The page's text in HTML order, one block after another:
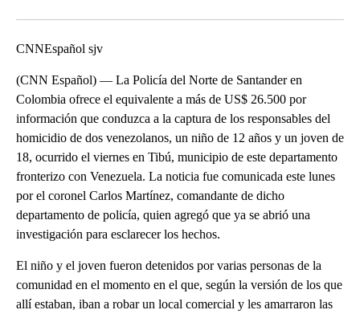
CNNEspañol sjv
(CNN Español) — La Policía del Norte de Santander en
Colombia ofrece el equivalente a más de US$ 26.500 por
información que conduzca a la captura de los responsables del
homicidio de dos venezolanos, un niño de 12 años y un joven de
18, ocurrido el viernes en Tibú, municipio de este departamento
fronterizo con Venezuela. La noticia fue comunicada este lunes
por el coronel Carlos Martínez, comandante de dicho
departamento de policía, quien agregó que ya se abrió una
investigación para esclarecer los hechos.
El niño y el joven fueron detenidos por varias personas de la
comunidad en el momento en el que, según la versión de los que
allí estaban, iban a robar un local comercial y les amarraron las